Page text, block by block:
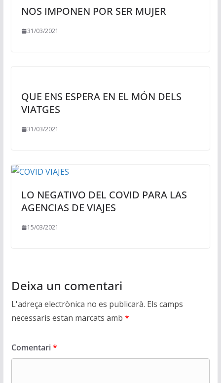
NOS IMPONEN POR SER MUJER
31/03/2021
QUE ENS ESPERA EN EL MÓN DELS
VIATGES
31/03/2021
LO NEGATIVO DEL COVID PARA LAS
AGENCIAS DE VIAJES
15/03/2021
Deixa un comentari
L'adreça electrònica no es publicarà. Els camps
necessaris estan marcats amb *
Comentari*